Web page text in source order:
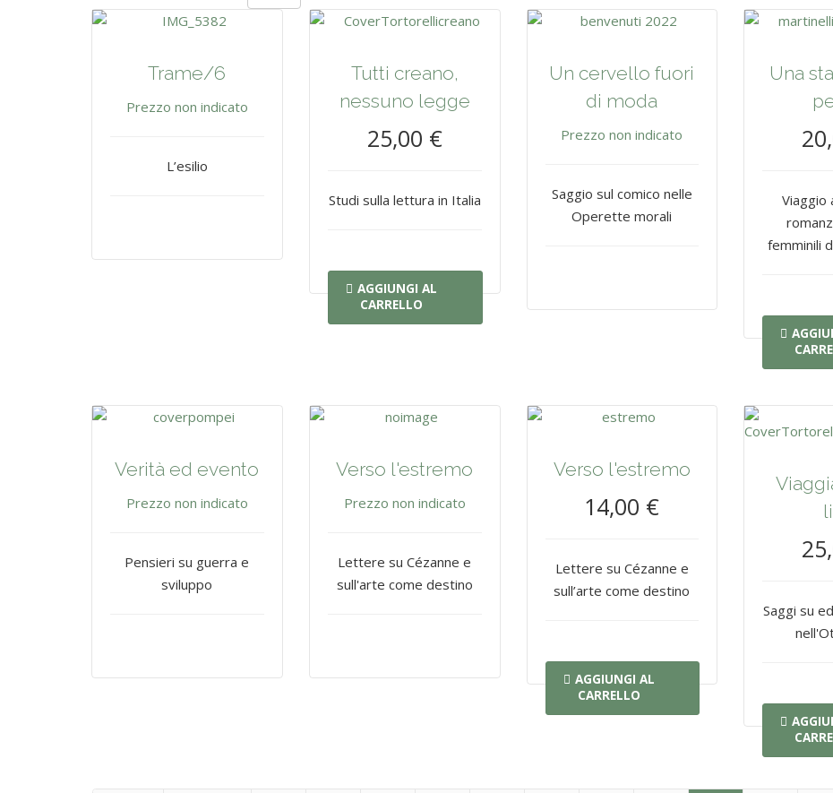
Trame/6
Prezzo non indicato
L’esilio
Tutti creano,
nessuno legge
25,00 €
Studi sulla lettura in Italia
AGGIUNGI AL
CARRELLO
Un cervello fuori
di moda
Prezzo non indicato
Saggio sul comico nelle
Operette morali
Una
Viaggio
femminili
Verità ed evento
Prezzo non indicato
Pensieri su guerra e
sviluppo
Verso l'estremo
Prezzo non indicato
Lettere su Cézanne e
sull'arte come destino
Verso l'estremo
14,00 €
Lettere su Cézanne e
sull’arte come destino
AGGIUNGI AL
CARRELLO
Saggi su